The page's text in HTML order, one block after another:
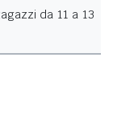
da 11 a 13